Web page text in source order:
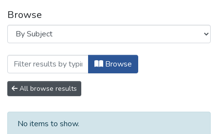
Browse
Browsing Doctorado en Ingeniería y
Browse
All browse results
No items to show.